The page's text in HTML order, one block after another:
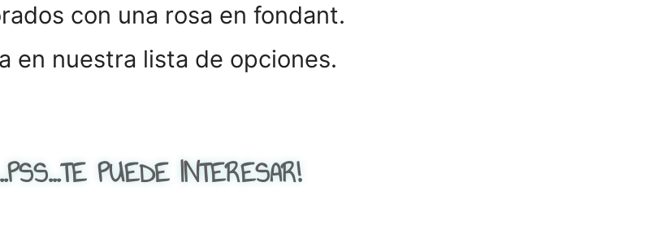
con una rosa en fondant.
en nuestra lista de opciones.
PUEDE INTERESAR!